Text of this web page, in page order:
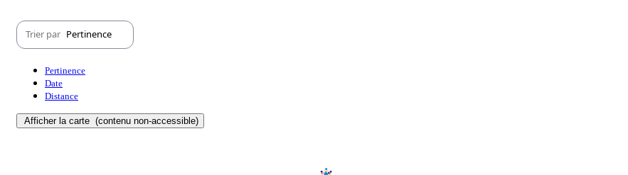
Trier par Pertinence
Pertinence
Date
Distance
Afficher la carte (contenu non-accessible)